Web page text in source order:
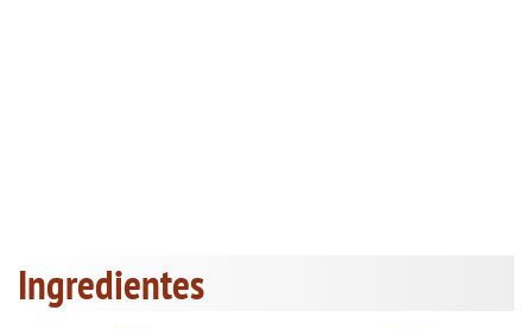
Ingredientes